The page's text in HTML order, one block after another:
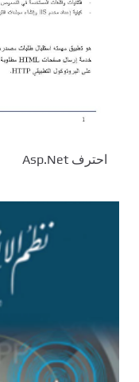
احترف Asp.Net